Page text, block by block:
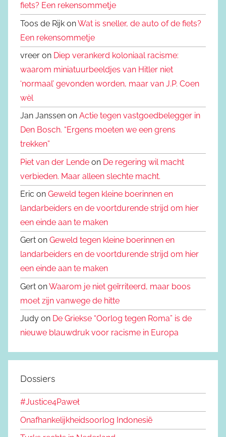
fiets? Een rekensommetje
Toos de Rijk onWat is sneller, de auto of de fiets?
Een rekensommetje
vreer on Diep verankerd koloniaal racisme:
waarom miniatuurbeeldjes van Hitler niet
‘normaal’ gevonden worden, maar van J.P. Coen
wèl
Jan Janssen on Actie tegen vastgoedbelegger in
Den Bosch. “Ergens moeten we een grens
trekken”
Piet van der Lende on De regering wil macht
verbieden. Maar alleen slechte macht.
Eric on Geweld tegen kleine boerinnen en
landarbeiders en de voortdurende strijd om hier
een einde aan te maken
Gert on Geweld tegen kleine boerinnen en
landarbeiders en de voortdurende strijd om hier
een einde aan te maken
Gert onWaarom je niet geïrriteerd, maar boos
moet zijn vanwege de hitte
Judy on De Griekse “Oorlog tegen Roma” is de
nieuwe blauwdruk voor racisme in Europa
Dossiers
#Justice4Paweł
Onafhankelijkheidsoorlog Indonesië